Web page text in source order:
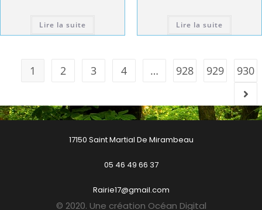
Lire la suite Lire la suite
1 2 3 4 … 928 929 930
17150 Saint Martial De Mirambeau
05 46 49 66 37
Rairie17@gmail.com
© 2020. Une création Océan Digital